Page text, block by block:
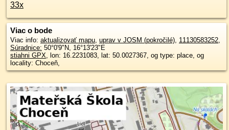
33x
Viac o bode
Viac info: aktualizovať mapu, uprav v JOSM (pokročilé), 11130583252,
Súradnice: 50°0'9"N, 16°13'23"E
stiahni GPX, lon: 16.2231083, lat: 50.0027367, og type: place, og
locality: Choceň,